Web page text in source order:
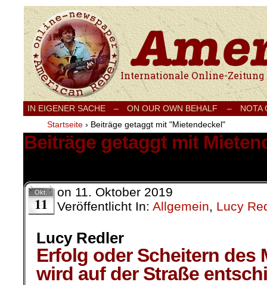
Internationale Onlinezeitung für Frieden,
IN EIGENER SACHE – ON OUR OWN BEHALF –
NOTA
Startseite › Beiträge getaggt mit "Mietendeckel"
Beiträge getaggt mit
Okt.
11
on 11. Oktober 2019
Veröffentlicht In: Allgemein, Lucy
Lucy Redler
Erfolg oder Scheitern des
wird auf der Straße